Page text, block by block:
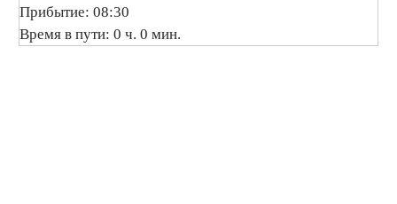
Прибытие: 08:30
Время в пути: 0 ч. 0 мин.